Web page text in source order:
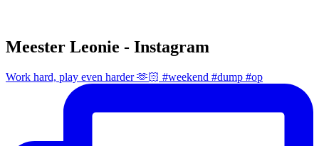
Meester Leonie - Instagram
Work hard, play even harder 🫶🏻 #weekend #dump #op